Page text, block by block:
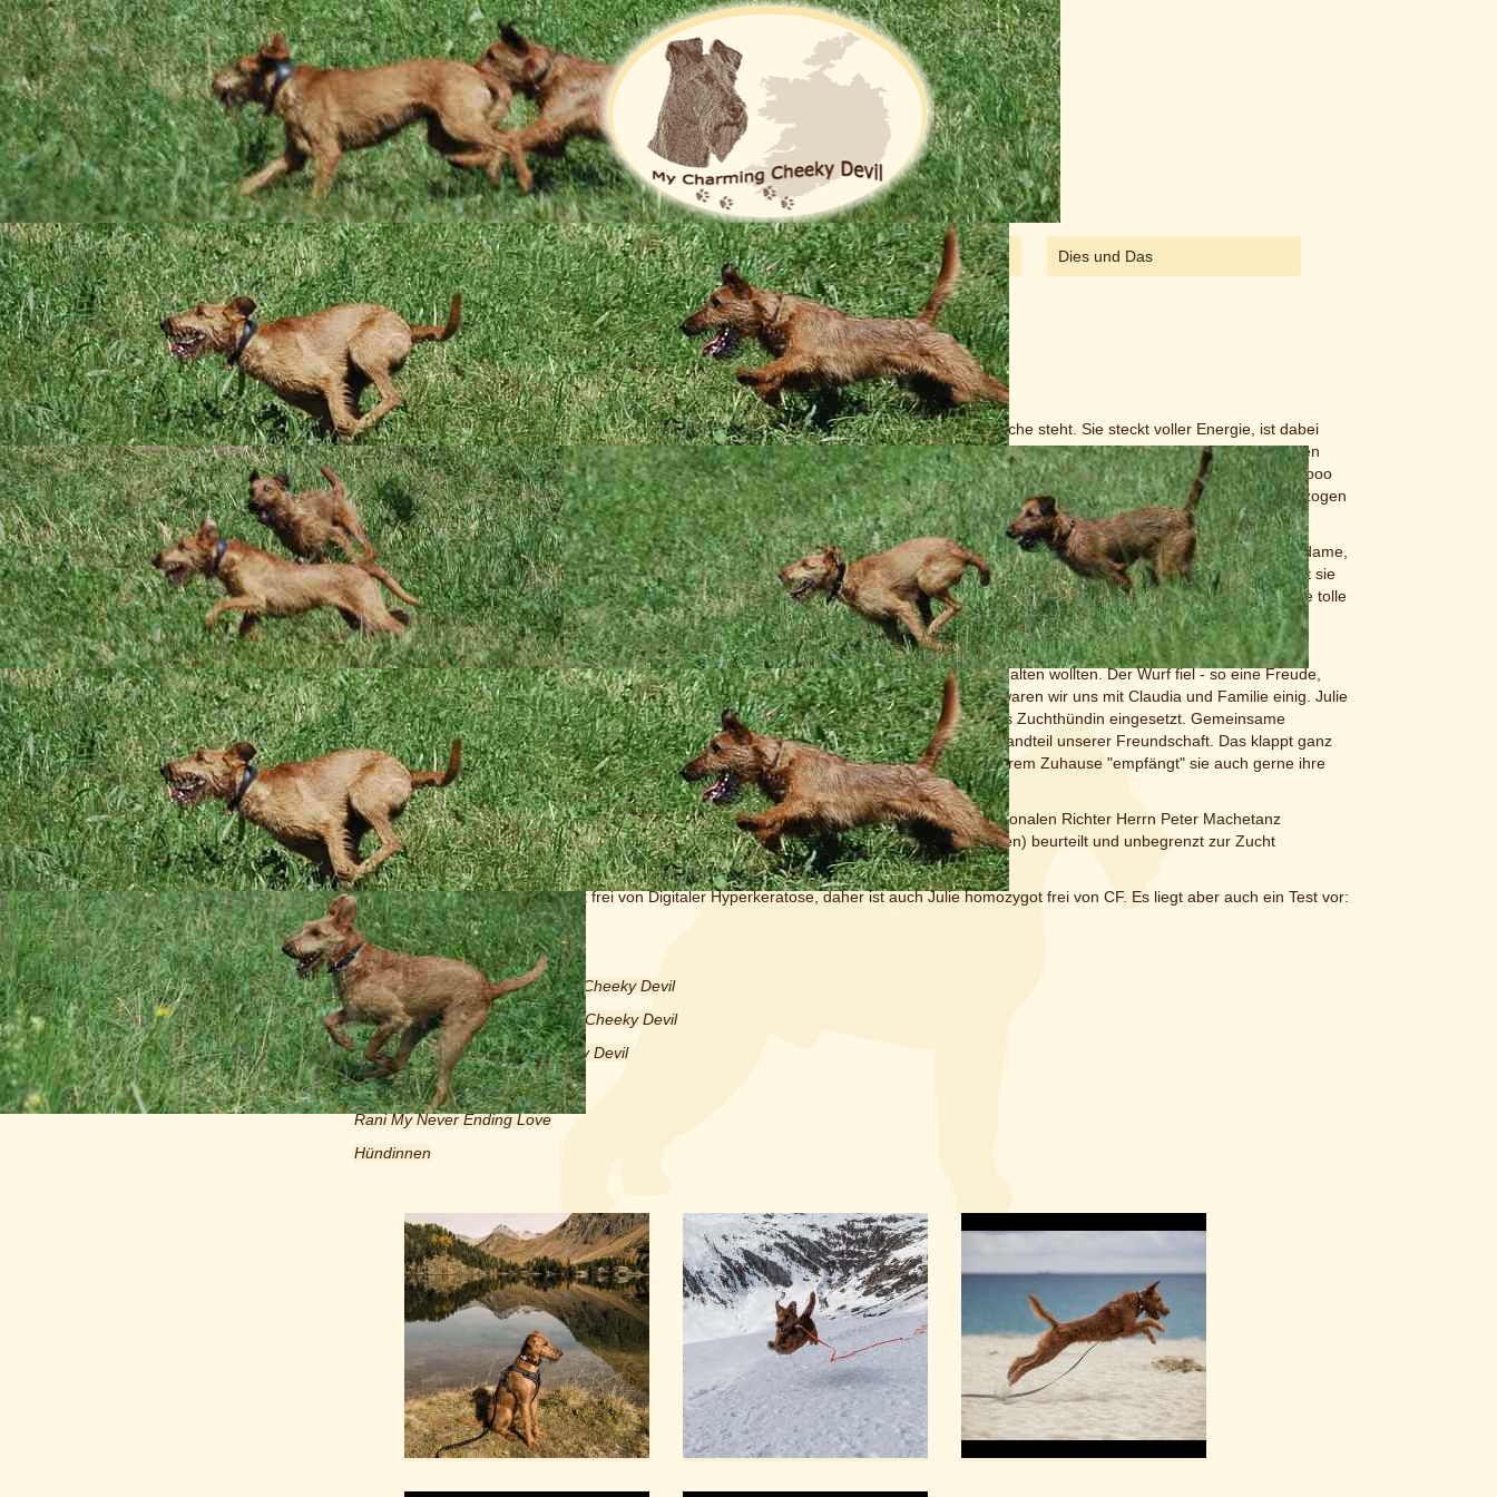
Jameson Julie My Charming Cheeky Devil*25.11.2021
(Caramel´s Yeah! YoshuaxFoxrock Fire Opal My Charming Cheeky Devil)
Pedigree
Über unsere Julie lässt sich nur das Beste sagen. Sie ist ein irischer Wirbelwind, wie er im Buche steht. Sie steckt voller Energie, ist dabei
aber anschmiegsam und kann sehr gut herunterfahren. Sie ist ein richtiges Arbeitstier. Alle Aufgaben meistert sie mit Bravour. Am liebsten
geht sie ins Dummytraining. Da ist sie mit Feuereifer bei der Sache - für einen Irish eher ungewöhnlich, da diese im Allgemeinen nicht sooo
erpicht auf´s Apportieren sind. Da kommt Julie aber zugute, dass sie von Anfang an nach der Methode von Jan Nijboer gefüttert und erzogen
wurde. Da gehört Apportieren zum täglichen Futterbeutelritual.
Julie ist ein liebenswerter Hund mit einem exzellenten Charakter. In der Arbeit ein kerniger Terrier, im Alltag eine äußerst soziale Hundedame,
die sich mit allen Hunden bestens verträgt und auch mal schlichtet, wenn es zwischen Kollegen etwas eng wird. Wird es ihr zu eng, geht sie
einfach weg; dabei ist sie nicht unterwürfig, sondern sehr selbstbewusst. Vielleicht hat sie nicht die perfektesten Ohren, aber sie hat eine tolle
orangerote Farbe, eine charmante Größe und hat ein vollzahniges, perfektes Gebiss. Wir freuen uns auf die Babies von der kleinen
Supermaus!
Von Anfang an war klar, dass wir aus dieser vielversprechenden Verpaarung eine Hündin behalten wollten. Der Wurf fiel - so eine Freude,
aber "leider" nur zwei Hündinnen. Beide wurden schon heiß erwartet. Was also tun. Schnell waren wir uns mit Claudia und Familie einig. Julie
gehört Claudia und Martina gemeinsam, darf als Familienhund aufwachsen und wird auch als Zuchthündin eingesetzt. Gemeinsame
Unternehmungen, bei denen sich immer wieder alle Hunde treffen, gehören zum festen Bestandteil unserer Freundschaft. Das klappt ganz
prima, und Julie kann im Sonnenweg mit den anderen Ladies frei im Haus herumlaufen. In ihrem Zuhause "empfängt" sie auch gerne ihre
Mama mit dem Rest der Gang.
Seit dem29.10.2023ist Julieangekört. In Wesen und Formwert wurde sie von dem internationalen Richter Herrn Peter Machetanz
(Formwert) und der schweizerischen SKG-Wesensrichterin Frau Chantal Baumgartner (Wesen) beurteilt und unbegrenzt zur Zucht
zugelassen.
Beide Elterntiere sind homozygot frei von Digitaler Hyperkeratose, daher ist auch Julie homozygot frei von CF. Es liegt aber auch ein Test vor:
Genotyp N/N.
Zurück zu
Leprechaun Lütte My Charming Cheeky Devil
Foxrock Fire Opal My Charming Cheeky Devil
Dílis Dyvke My Charming Cheeky Devil
Caramel´s On The Cover
Rani My Never Ending Love
Hündinnen
Das sind wir Die Zucht Hoppla, jetzt komm ich ... Dies und Das